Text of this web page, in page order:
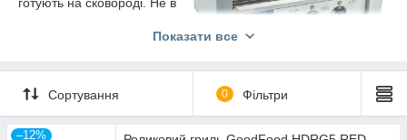
мангалу, тому, щоб радувати своїх відвідувачів смачними,
можна придбати альтернативний варіант – вапо гриль. Дане
електричне обладнання є унікальним винаходом, які
Показати все
Сортування 0 Фільтри
–12%